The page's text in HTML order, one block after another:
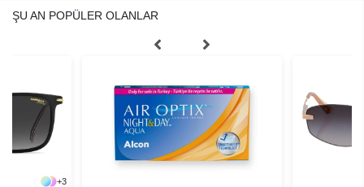
ŞU AN POPÜLER OLANLAR
+3